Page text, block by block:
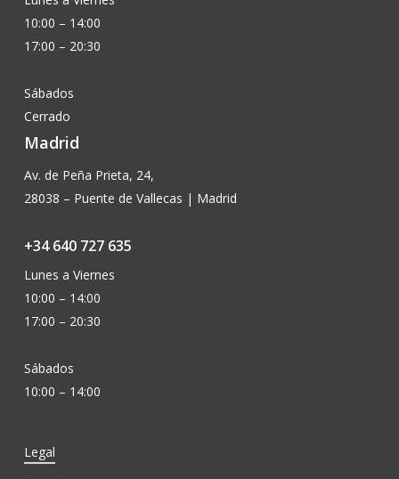
10:00 – 14:00
17:00 – 20:30
Sábados
Cerrado
Madrid
Av. de Peña Prieta, 24,
28038 – Puente de Vallecas | Madrid
+34 640 727 635
Lunes a Viernes
10:00 – 14:00
17:00 – 20:30
Sábados
10:00 – 14:00
Legal